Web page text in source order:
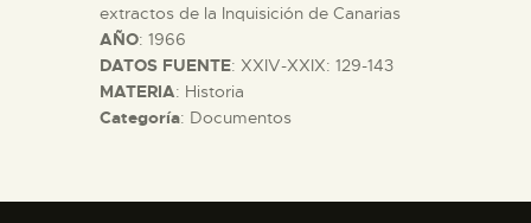
EL MUSEO
COLECCIONES
extractos de la Inquisición de Canarias
AÑO: 1966
DATOS FUENTE: XXIV-XXIX: 129-143
MATERIA: Historia
Categoría: Documentos